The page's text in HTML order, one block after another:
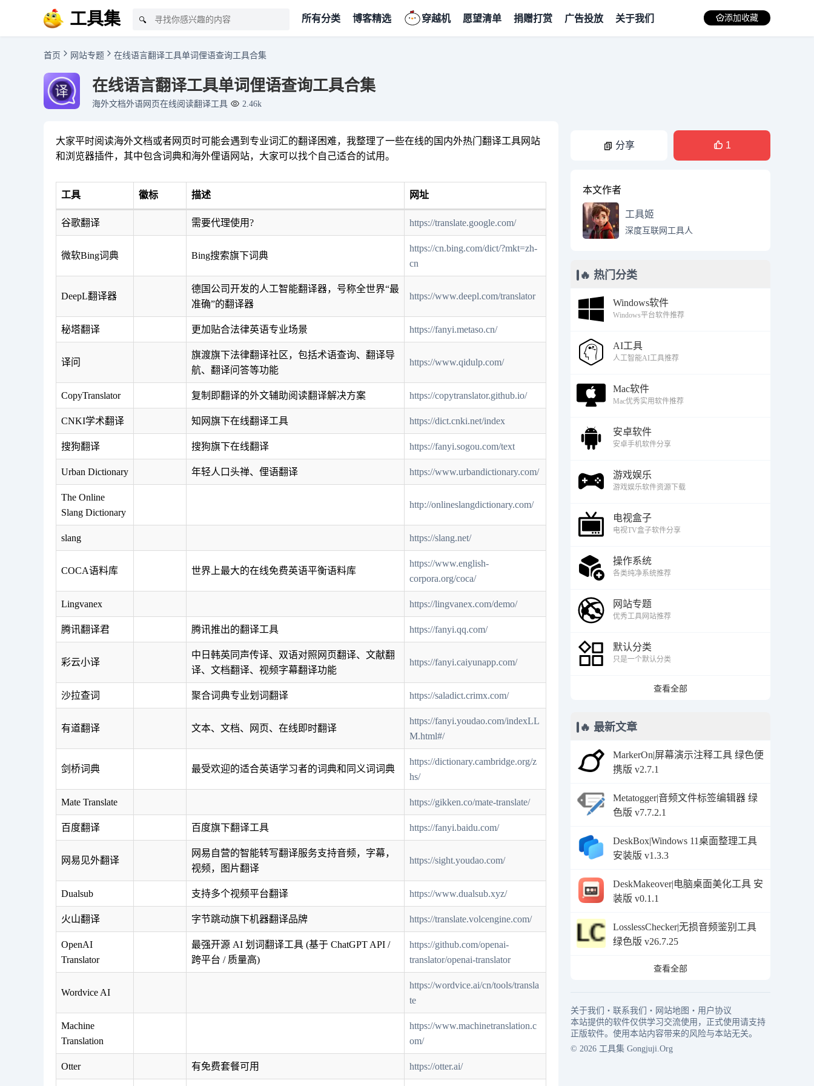
工具集 🔍 所有分类 博客精选 穿越机 愿望清单 捐赠打赏 广告投放 关于我们 添加收藏
首页 网站专题 在线语言翻译工具单词俚语查询工具合集
在线语言翻译工具单词俚语查询工具合集
海外文档外语网页在线阅读翻译工具 2.46k
大家平时阅读海外文档或者网页时可能会遇到专业词汇的翻译困难，我整理了一些在线的国内外热门翻译工具网站
和浏览器插件，其中包含词典和海外俚语网站，大家可以找个自己适合的试用。
工具 徽标 描述 网址
谷歌翻译 需要代理使用? https://translate.google.com/
微软Bing词典 Bing搜索旗下词典
https://cn.bing.com/dict/?mkt=zh-
cn
DeepL翻译器
德国公司开发的人工智能翻译器，号称全世界“最
准确”的翻译器
https://www.deepl.com/translator
秘塔翻译 更加贴合法律英语专业场景 https://fanyi.metaso.cn/
译问
旗渡旗下法律翻译社区，包括术语查询、翻译导
航、翻译问答等功能
https://www.qidulp.com/
CopyTranslator 复制即翻译的外文辅助阅读翻译解决方案 https://copytranslator.github.io/
CNKI学术翻译 知网旗下在线翻译工具 https://dict.cnki.net/index
搜狗翻译 搜狗旗下在线翻译 https://fanyi.sogou.com/text
Urban Dictionary 年轻人口头禅、俚语翻译 https://www.urbandictionary.com/
The Online
Slang Dictionary
http://onlineslangdictionary.com/
slang https://slang.net/
COCA语料库 世界上最大的在线免费英语平衡语料库
https://www.english-
corpora.org/coca/
Lingvanex https://lingvanex.com/demo/
腾讯翻译君 腾讯推出的翻译工具 https://fanyi.qq.com/
彩云小译
中日韩英同声传译、双语对照网页翻译、文献翻
译、文档翻译、视频字幕翻译功能
https://fanyi.caiyunapp.com/
沙拉查词 聚合词典专业划词翻译 https://saladict.crimx.com/
有道翻译 文本、文档、网页、在线即时翻译
https://fanyi.youdao.com/indexLL
M.html#/
剑桥词典 最受欢迎的适合英语学习者的词典和同义词词典
https://dictionary.cambridge.org/z
hs/
Mate Translate https://gikken.co/mate-translate/
百度翻译 百度旗下翻译工具 https://fanyi.baidu.com/
网易见外翻译
网易自营的智能转写翻译服务支持音频，字幕，
视频，图片翻译
https://sight.youdao.com/
Dualsub 支持多个视频平台翻译 https://www.dualsub.xyz/
火山翻译 字节跳动旗下机器翻译品牌 https://translate.volcengine.com/
OpenAI
Translator
最强开源 AI 划词翻译工具 (基于 ChatGPT API /
跨平台 / 质量高)
https://github.com/openai-
translator/openai-translator
Wordvice AI
https://wordvice.ai/cn/tools/transla
te
Machine
Translation
https://www.machinetranslation.c
om/
Otter 有免费套餐可用 https://otter.ai/
分享 1
本文作者
工具姬
深度互联网工具人
🔥 热门分类
Windows软件
Windows平台软件推荐
AI工具
人工智能AI工具推荐
Mac软件
Mac优秀实用软件推荐
安卓软件
安卓手机软件分享
游戏娱乐
游戏娱乐软件资源下载
电视盒子
电视TV盒子软件分享
操作系统
各类纯净系统推荐
网站专题
优秀工具网站推荐
默认分类
只是一个默认分类
查看全部
🔥 最新文章
MarkerOn|屏幕演示注释工具 绿色便
携版 v2.7.1
Metatogger|音频文件标签编辑器 绿
色版 v7.7.2.1
DeskBox|Windows 11桌面整理工具
安装版 v1.3.3
DeskMakeover|电脑桌面美化工具 安
装版 v0.1.1
LosslessChecker|无损音频鉴别工具
绿色版 v26.7.25
查看全部
关于我们 ・ 联系我们 ・ 网站地图 ・ 用户协议
本站提供的软件仅供学习交流使用，正式使用请支持
正版软件。使用本站内容带来的风险与本站无关。
© 2026 工具集 Gongjuji.Org